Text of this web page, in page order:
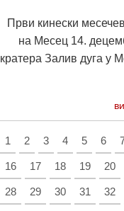
Први кинески
на Месец 14.
кратера Залив дуга у
1 2 3 4 5 6
16 17 18 19 20
28 29 30 31 32